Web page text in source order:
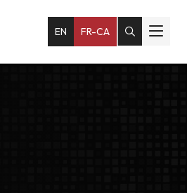
EN FR-CA